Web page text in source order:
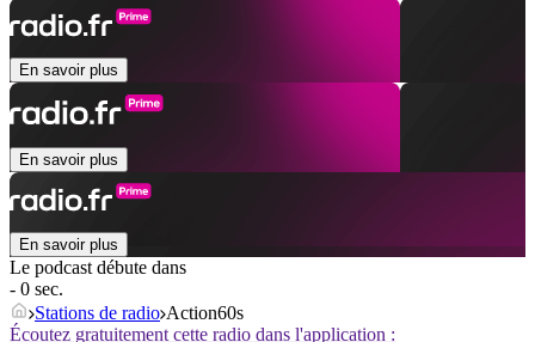
En savoir plus
En savoir plus
En savoir plus
Le podcast débute dans
- 0 sec.
Stations de radio Action60s
Écoutez gratuitement cette radio dans l'application :